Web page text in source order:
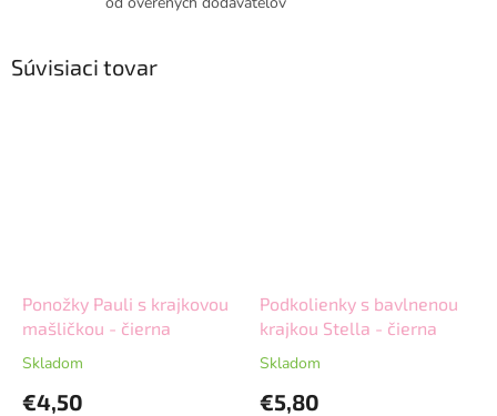
Súvisiaci tovar
Ponožky Pauli s krajkovou
mašličkou - čierna
Skladom
€4,50
Podkolienky s bavlnenou
krajkou Stella - čierna
Skladom
€5,80